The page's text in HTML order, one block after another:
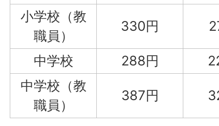
小学校（教
職員）
330円
中学校 288円
中学校（教
職員）
387円